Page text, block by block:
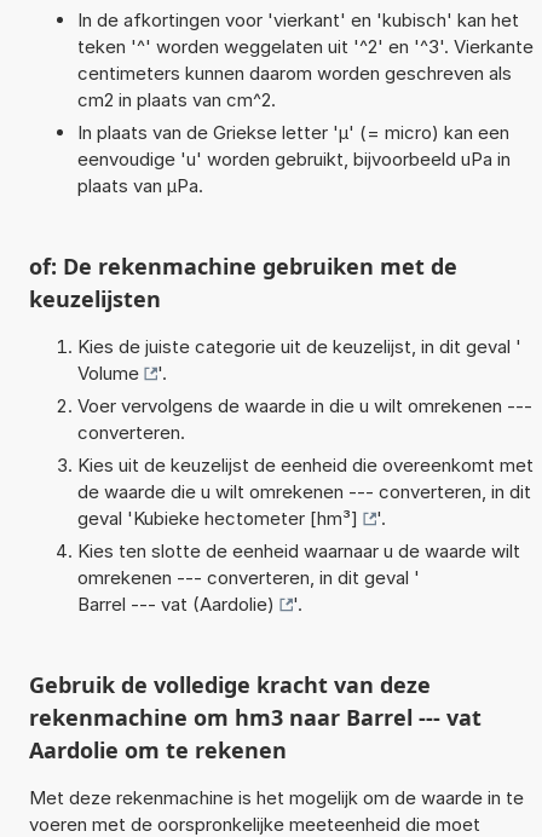
In de afkortingen voor 'vierkant' en 'kubisch' kan het
teken '^' worden weggelaten uit '^2' en '^3'. Vierkante
centimeters kunnen daarom worden geschreven als
cm2 in plaats van cm^2.
In plaats van de Griekse letter 'µ' (= micro) kan een
eenvoudige 'u' worden gebruikt, bijvoorbeeld uPa in
plaats van µPa.
of: De rekenmachine gebruiken met de
keuzelijsten
Kies de juiste categorie uit de keuzelijst, in dit geval '
Volume
'.
Voer vervolgens de waarde in die u wilt omrekenen ---
converteren.
Kies uit de keuzelijst de eenheid die overeenkomt met
de waarde die u wilt omrekenen --- converteren, in dit
geval 'Kubieke hectometer [hm³]
'.
Kies ten slotte de eenheid waarnaar u de waarde wilt
omrekenen --- converteren, in dit geval '
Barrel --- vat (Aardolie)
'.
Gebruik de volledige kracht van deze
rekenmachine om hm3 naar Barrel --- vat
Aardolie om te rekenen
Met deze rekenmachine is het mogelijk om de waarde in te
voeren met de oorspronkelijke meeteenheid die moet